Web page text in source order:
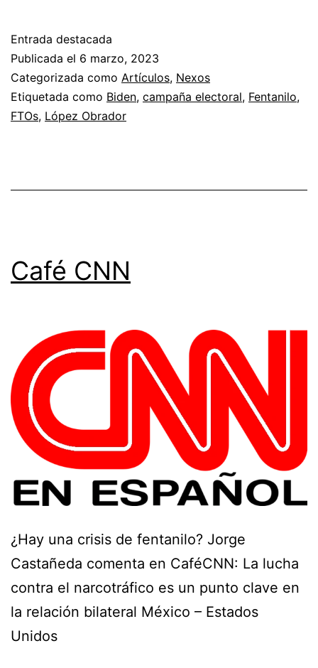
Entrada destacada
Publicada el 6 marzo, 2023
Categorizada como Artículos, Nexos
Etiquetada como Biden, campaña electoral, Fentanilo,
FTOs, López Obrador
Café CNN
¿Hay una crisis de fentanilo? Jorge
Castañeda comenta en CaféCNN: La lucha
contra el narcotráfico es un punto clave en
la relación bilateral México – Estados
Unidos